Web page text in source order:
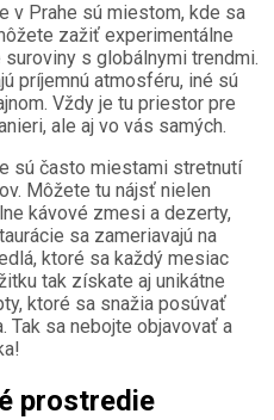
v Prahe sú miestom, kde sa
zažiť experimentálne
s globálnymi trendmi.
príjemnú atmosféru, iné sú
Vždy je tu priestor pre
ale aj vo vás samých.
sú často miestami stretnutí
Môžete tu nájsť nielen
kávové zmesi a dezerty,
sa zameriavajú na
ktoré sa každý mesiac
tak získate aj unikátne
ktoré sa snažia posúvať
Tak sa nebojte objavovať a
prostredie